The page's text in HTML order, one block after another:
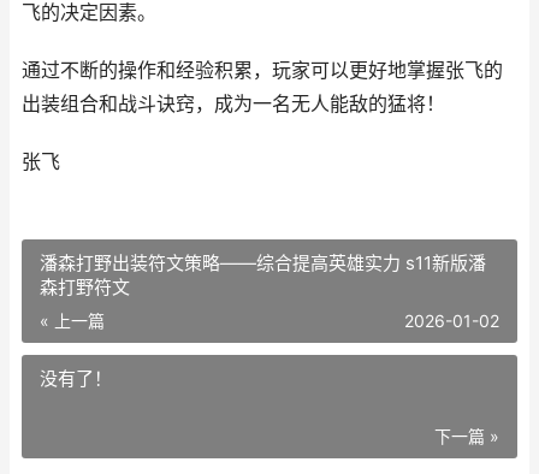
飞的决定因素。
通过不断的操作和经验积累，玩家可以更好地掌握张飞的
出装组合和战斗诀窍，成为一名无人能敌的猛将！
张飞
潘森打野出装符文策略——综合提高英雄实力 s11新版潘
森打野符文
« 上一篇 2026-01-02
没有了！
下一篇 »